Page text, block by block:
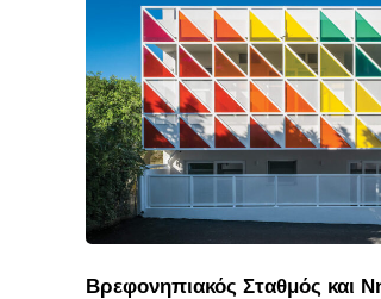
Βρεφονηπιακός Σταθμός και